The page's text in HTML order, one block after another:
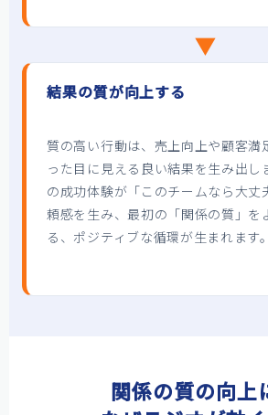
▼
結果の質が向上する
質の高い行動は、売上向上や顧客満
った目に見える良い結果を生み出し
の成功体験が「このチームなら大丈
頼感を生み、最初の「関係の質」を
る、ポジティブな循環が生まれます。
関係の質の向上